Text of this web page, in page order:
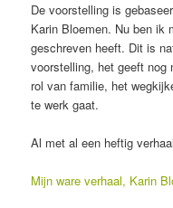
De voorstelling is
Karin Bloemen. Nu ben ik
geschreven heeft. Dit is
voorstelling, het geeft nog
rol van familie, het
te werk gaat.
Al met al een heftig
Mijn ware verhaal, Karin